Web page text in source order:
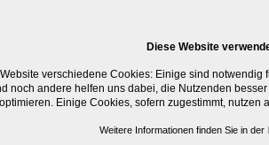
Diese Website
verschiedene Cookies: Einige sind
noch andere helfen uns dabei, die Nutzenden
optimieren. Einige Cookies, sofern zugestimmt, nutzen
Weitere Informationen finden Sie in der